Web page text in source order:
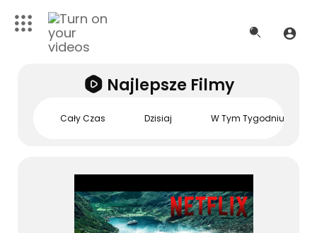
Najlepsze Filmy
Cały Czas Dzisiaj W Tym Tygodniu